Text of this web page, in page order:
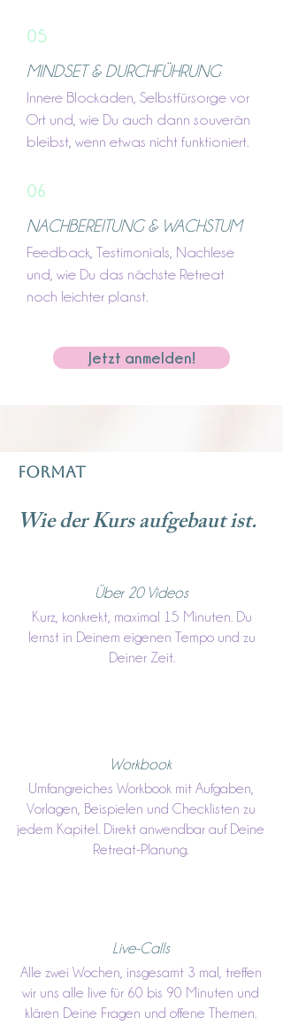
05
MINDSET & DURCHFÜHRUNG
Innere Blockaden, Selbstfürsorge vor
Ort und, wie Du auch dann souverän
bleibst, wenn etwas nicht funktioniert.
06
NACHBEREITUNG & WACHSTUM
Feedback, Testimonials, Nachlese
und, wie Du das nächste Retreat
noch leichter planst.
Jetzt anmelden!
FORMAT
Wie der Kurs aufgebaut ist.
Über 20 Videos
Kurz, konkrekt, maximal 15 Minuten. Du
lernst in Deinem eigenen Tempo und zu
Deiner Zeit.
Workbook
Umfangreiches Workbook mit Aufgaben,
Vorlagen, Beispielen und Checklisten zu
jedem Kapitel. Direkt anwendbar auf Deine
Retreat-Planung.
Live-Calls
Alle zwei Wochen, insgesamt 3 mal, treffen
wir uns alle live für 60 bis 90 Minuten und
klären Deine Fragen und offene Themen.